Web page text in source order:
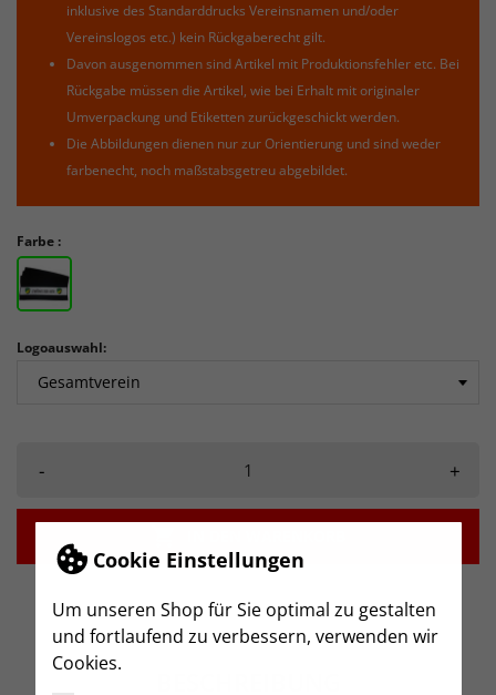
Cookie Einstellungen
Um unseren Shop für Sie optimal zu gestalten
und fortlaufend zu verbessern, verwenden wir
Cookies.
inklusive des Standarddrucks Vereinsnamen und/oder
Vereinslogos etc.) kein Rückgaberecht gilt.
Davon ausgenommen sind Artikel mit Produktionsfehler etc. Bei
Rückgabe müssen die Artikel, wie bei Erhalt mit originaler
Umverpackung und Etiketten zurückgeschickt werden.
Die Abbildungen dienen nur zur Orientierung und sind weder
farbenecht, noch maßstabsgetreu abgebildet.
Farbe :
Logoauswahl:
- +